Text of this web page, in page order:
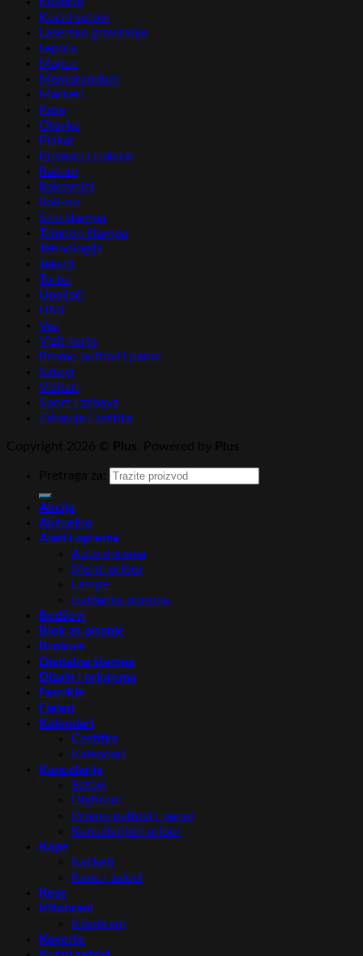
Kućni setovi
Lasersko graviranje
Lepota
Majice
Memorandum
Markeri
Kese
Olovke
Plakat
Privesci i trakice
Računi
Rokovnici
Roll-up
Sito štampa
Tampon štampa
Tehnologija
Tekstil
Torbe
Upaljači
USB
Vez
Vizit karte
Promo pultovi i panoi
Satovi
Vizitari
Sport i zabava
Zdravlje i zaštita
Akcija
Aktuelno
Alati i oprema
Auto oprema
Merni pribor
Lampe
Izviđačka oprema
Bedževi
Blok za pisanje
Brošure
Digitalna štampa
Dizajn i priprema
Fascikle
Flajeri
Kalendari
Čestitke
Kalendari
Kancelarija
Satovi
Digitroni
Promo pultovi i panoi
Kancelarijski pribor
Kape
Kačketi
Kape i šalovi
Kese
Kišobrani
Kišobrani
Koverte